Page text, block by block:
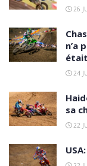
26
n’a
24
sa
22